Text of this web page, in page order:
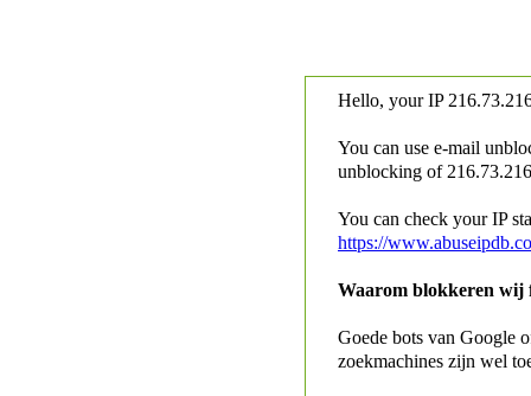
Hello, your IP
You can use e-mail
unblocking of
You can check your IP
https://
Waarom blokkeren wij
Goede bots van Google
zoekmachines zijn wel